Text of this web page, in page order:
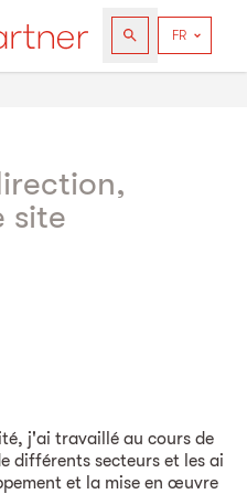
site
j'ai travaillé au cours de
différents secteurs et les ai
et la mise en œuvre